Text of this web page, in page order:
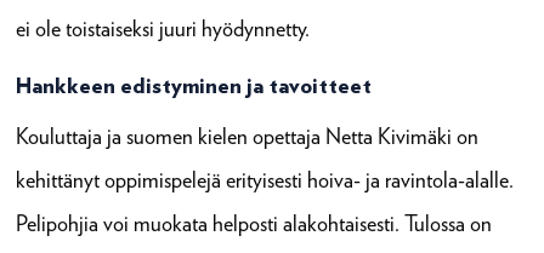
ei ole toistaiseksi juuri hyödynnetty.
Hankkeen edistyminen ja tavoitteet
Kouluttaja ja suomen kielen opettaja Netta Kivimäki on
kehittänyt oppimispelejä erityisesti hoiva- ja ravintola-alalle.
Pelipohjia voi muokata helposti alakohtaisesti. Tulossa on